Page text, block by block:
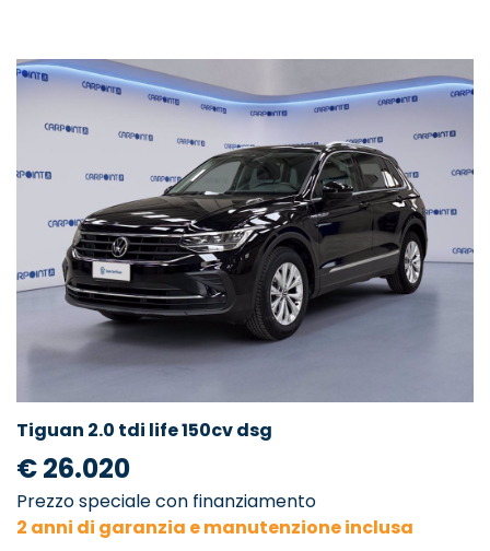
Tiguan 2.0 tdi life 150cv dsg
€ 26.020
Prezzo speciale con finanziamento
2 anni di garanzia e manutenzione inclusa